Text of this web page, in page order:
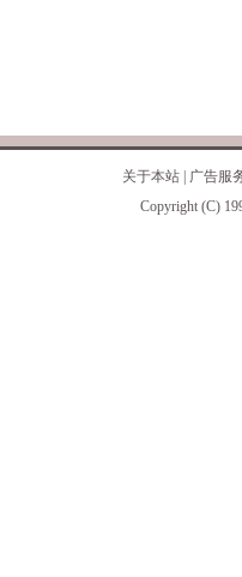
关于本站
广告服
Copyright (C)